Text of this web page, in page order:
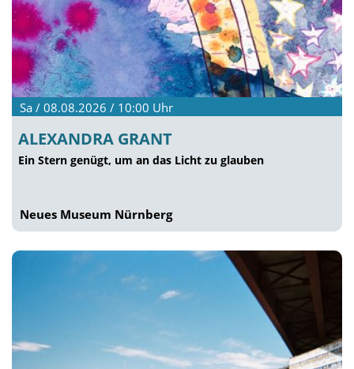
Sa / 08.08.2026 / 10:00 Uhr
ALEXANDRA GRANT
Ein Stern genügt, um an das Licht zu glauben
Neues Museum Nürnberg